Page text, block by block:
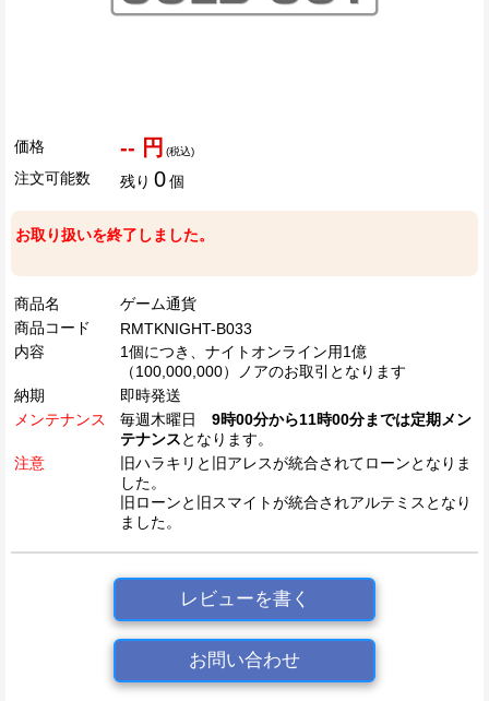
価格 -- 円 (税込)
注文可能数 残り 0個
お取り扱いを終了しました。
商品名
ゲーム通貨
商品コード
RMTKNIGHT-B033
内容
1個につき、ナイトオンライン用1億
（100,000,000）ノアのお取引となります
納期
即時発送
メンテナンス
毎週木曜日 9時00分から11時00分までは定期メン
テナンスとなります。
注意
旧ハラキリと旧アレスが統合されてローンとなりま
した。
旧ローンと旧スマイトが統合されアルテミスとなり
ました。
レビューを書く
お問い合わせ